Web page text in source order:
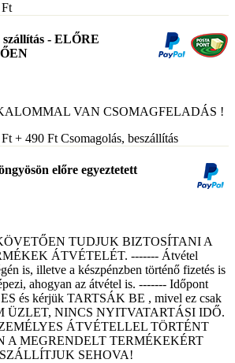
Ft
- ELŐRE
VAN CSOMAGFELADÁS !
Ft + 490 Ft Csomagolás, beszállítás
előre egyeztetett
TUDJUK BIZTOSÍTANI A
ÁTVÉTELÉT. ------- Átvétel
is, illetve a készpénzben történő fizetés is
ahogyan az átvétel is. ------- Időpont
és kérjük TARTSÁK BE , mivel ez csak
ÜZLET, NINCS NYITVATARTÁSI IDŐ.
ÁTVÉTELLEL TÖRTÉNT
A MEGRENDELT TERMÉKEKÉRT
SEHOVA!